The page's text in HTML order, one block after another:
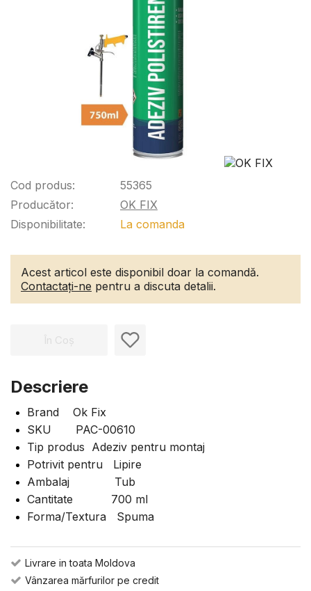
Cod produs:
Producător:
Disponibilitate:
55365
OK FIX
La comanda
Acest articol este disponibil doar la comandă.
Contactați-ne pentru a discuta detalii.
În Coș
Descriere
Brand Ok Fix
SKU PAC-00610
Tip produs Adeziv pentru montaj
Potrivit pentru Lipire
Ambalaj Tub
Cantitate 700 ml
Forma/Textura Spuma
Livrare in toata Moldova
Vânzarea mărfurilor pe credit